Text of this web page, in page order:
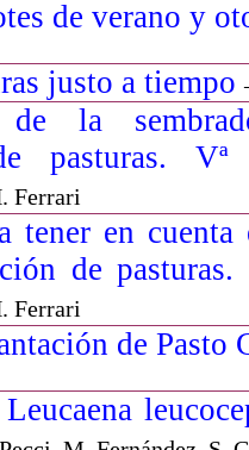
de verano y
justo a tiempo
de la
pasturas.
Ferrari
tener en
de
Ferrari
de Pasto